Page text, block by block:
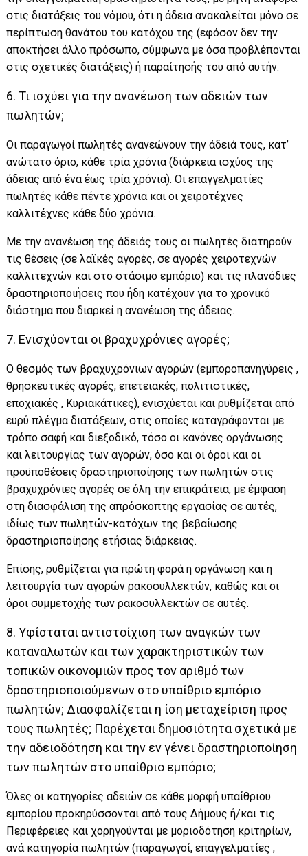
στις διατάξεις του νόμου, ότι η άδεια ανακαλείται μόνο σε
περίπτωση θανάτου του κατόχου της (εφόσον δεν την
αποκτήσει άλλο πρόσωπο, σύμφωνα με όσα προβλέπονται
στις σχετικές διατάξεις) ή παραίτησής του από αυτήν.
6. Τι ισχύει για την ανανέωση των αδειών των
πωλητών;
Οι παραγωγοί πωλητές ανανεώνουν την άδειά τους, κατ’
ανώτατο όριο, κάθε τρία χρόνια (διάρκεια ισχύος της
άδειας από ένα έως τρία χρόνια). Οι επαγγελματίες
πωλητές κάθε πέντε χρόνια και οι χειροτέχνες
καλλιτέχνες κάθε δύο χρόνια.
Με την ανανέωση της άδειάς τους οι πωλητές διατηρούν
τις θέσεις (σε λαϊκές αγορές, σε αγορές χειροτεχνών
καλλιτεχνών και στο στάσιμο εμπόριο) και τις πλανόδιες
δραστηριοποιήσεις που ήδη κατέχουν για το χρονικό
διάστημα που διαρκεί η ανανέωση της άδειας.
7. Ενισχύονται οι βραχυχρόνιες αγορές;
Ο θεσμός των βραχυχρόνιων αγορών (εμποροπανηγύρεις ,
θρησκευτικές αγορές, επετειακές, πολιτιστικές,
εποχιακές , Κυριακάτικες), ενισχύεται και ρυθμίζεται από
ευρύ πλέγμα διατάξεων, στις οποίες καταγράφονται με
τρόπο σαφή και διεξοδικό, τόσο οι κανόνες οργάνωσης
και λειτουργίας των αγορών, όσο και οι όροι και οι
προϋποθέσεις δραστηριοποίησης των πωλητών στις
βραχυχρόνιες αγορές σε όλη την επικράτεια, με έμφαση
στη διασφάλιση της απρόσκοπτης εργασίας σε αυτές,
ιδίως των πωλητών-κατόχων της βεβαίωσης
δραστηριοποίησης ετήσιας διάρκειας.
Επίσης, ρυθμίζεται για πρώτη φορά η οργάνωση και η
λειτουργία των αγορών ρακοσυλλεκτών, καθώς και οι
όροι συμμετοχής των ρακοσυλλεκτών σε αυτές.
8. Υφίσταται αντιστοίχιση των αναγκών των
καταναλωτών και των χαρακτηριστικών των
τοπικών οικονομιών προς τον αριθμό των
δραστηριοποιούμενων στο υπαίθριο εμπόριο
πωλητών; Διασφαλίζεται η ίση μεταχείριση προς
τους πωλητές; Παρέχεται δημοσιότητα σχετικά με
την αδειοδότηση και την εν γένει δραστηριοποίηση
των πωλητών στο υπαίθριο εμπόριο;
Όλες οι κατηγορίες αδειών σε κάθε μορφή υπαίθριου
εμπορίου προκηρύσσονται από τους Δήμους ή/και τις
Περιφέρειες και χορηγούνται με μοριοδότηση κριτηρίων,
ανά κατηγορία πωλητών (παραγωγοί, επαγγελματίες ,